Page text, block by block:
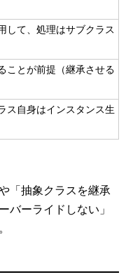
して、処理はサブクラス
ことが前提（継承させる
ス自身はインスタンス生
「抽象クラスを継承
バーライドしない」